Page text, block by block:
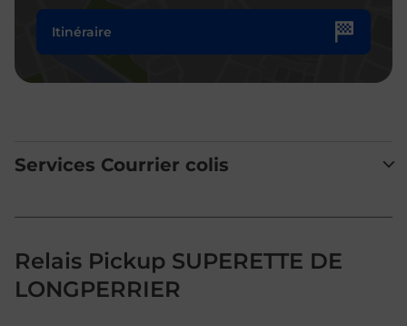
Itinéraire
Services Courrier colis
Relais Pickup SUPERETTE DE
LONGPERRIER